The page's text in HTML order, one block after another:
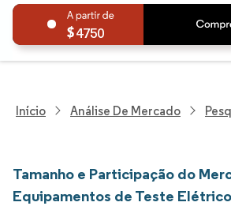
4750
Início Análise De Mercado
Tamanho e Participação do
Equipamentos de Teste